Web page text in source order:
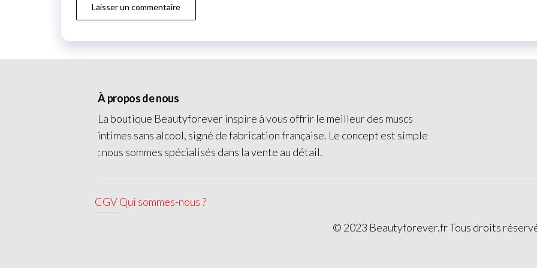
À propos de nous
La boutique Beautyforever inspire à vous offrir le meilleur des muscs
intimes sans alcool, signé de fabrication française. Le concept est simple
: nous sommes spécialisés dans la vente au détail.
CGVQui sommes-nous ?
© 2023 Beautyforever.fr Tous droits